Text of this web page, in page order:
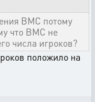
ВМС потому
что ВМС не
числа игроков?
положило на